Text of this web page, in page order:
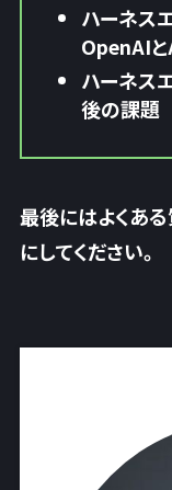
ハーネス
OpenAI
ハーネス
後の課題
最後にはよくあ
にしてください。